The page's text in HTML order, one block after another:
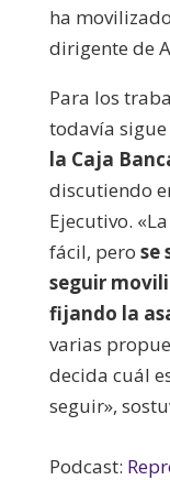
ha
dirigente de
Para los
todavía
la Caja
discutiendo
Ejecutivo.
fácil, pero se
seguir
fijando la
varias
decida cuál
seguir»,
Podcast: